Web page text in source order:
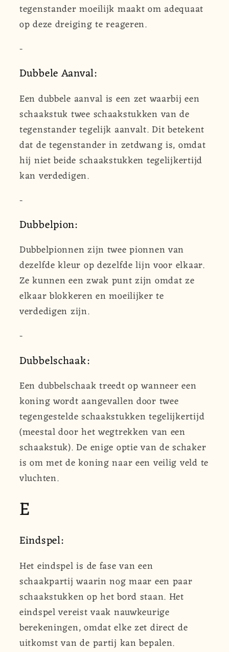
tegenstander moeilijk maakt om adequaat
op deze dreiging te reageren.
-
Dubbele Aanval:
Een dubbele aanval is een zet waarbij een
schaakstuk twee schaakstukken van de
tegenstander tegelijk aanvalt. Dit betekent
dat de tegenstander in zetdwang is, omdat
hij niet beide schaakstukken tegelijkertijd
kan verdedigen.
-
Dubbelpion:
Dubbelpionnen zijn twee pionnen van
dezelfde kleur op dezelfde lijn voor elkaar.
Ze kunnen een zwak punt zijn omdat ze
elkaar blokkeren en moeilijker te
verdedigen zijn.
-
Dubbelschaak:
Een dubbelschaak treedt op wanneer een
koning wordt aangevallen door twee
tegengestelde schaakstukken tegelijkertijd
(meestal door het wegtrekken van een
schaakstuk). De enige optie van de schaker
is om met de koning naar een veilig veld te
vluchten.
E
Eindspel:
Het eindspel is de fase van een
schaakpartij waarin nog maar een paar
schaakstukken op het bord staan. Het
eindspel vereist vaak nauwkeurige
berekeningen, omdat elke zet direct de
uitkomst van de partij kan bepalen.